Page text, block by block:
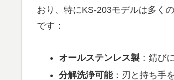
おり、特にKS-203モデルは多く
です：
オールステンレス製：錆び
分解洗浄可能：刃と持ち手